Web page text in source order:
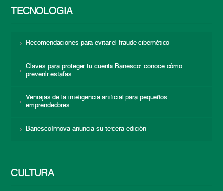
TECNOLOGÍA
Recomendaciones para evitar el fraude cibernético
Claves para proteger tu cuenta Banesco: conoce cómo
prevenir estafas
Ventajas de la inteligencia artificial para pequeños
emprendedores
BanescoInnova anuncia su tercera edición
CULTURA